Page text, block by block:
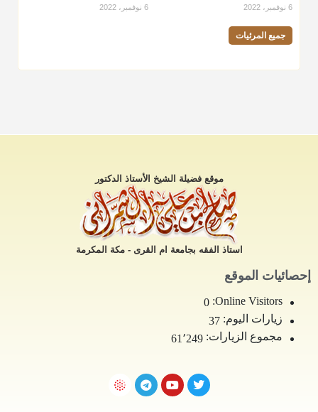
6 نوفمبر، 2022 6 نوفمبر، 2022
جميع المرئيات
موقع فضيلة الشيخ الأستاذ الدكتور
استاذ الفقه بجامعة ام القرى - مكة المكرمة
إحصائيات الموقع
Online Visitors:
0
زيارات اليوم: 37
مجموع الزيارات: 61٬249